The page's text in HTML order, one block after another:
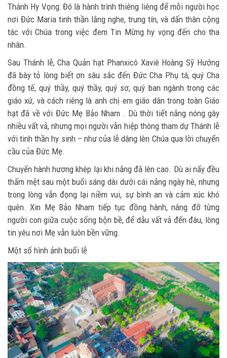
Thánh Hy Vọng: Đó là hành trình thiêng liêng để mỗi người học
nơi Đức Maria tinh thần lắng nghe, trung tín, và dấn thân cộng
tác với Chúa trong việc đem Tin Mừng hy vọng đến cho tha
nhân.
Sau Thánh lễ, Cha Quản hạt Phanxicô Xaviê Hoàng Sỹ Hướng
đã bày tỏ lòng biết ơn sâu sắc đến Đức Cha Phụ tá, quý Cha
đồng tế, quý thầy, quý thầy, quý sơ, quý ban ngành trong các
giáo xứ, và cách riêng là anh chị em giáo dân trong toàn Giáo
hạt đã về với Đức Mẹ Bảo Nham . Dù thời tiết nắng nóng gây
nhiều vất vả, nhưng mọi người vẫn hiệp thông tham dự Thánh lễ
với tinh thần hy sinh – như của lễ dâng lên Chúa qua lời chuyển
cầu của Đức Mẹ.
Chuyến hành hương khép lại khi nắng đã lên cao. Dù ai nấy đều
thấm mệt sau một buổi sáng dài dưới cái nắng ngày hè, nhưng
trong lòng vẫn đọng lại niềm vui, sự bình an và cảm xúc khó
quên. Xin Mẹ Bảo Nham tiếp tục đồng hành, nâng đỡ từng
người con giữa cuộc sống bộn bề, để dẫu vất vả đến đâu, lòng
tin yêu nơi Mẹ vẫn luôn bền vững.
Một số hình ảnh buổi lễ